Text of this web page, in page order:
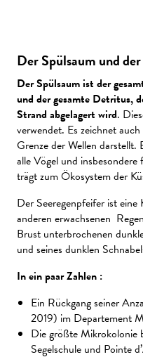
Der Spülsaum und
Der Spülsaum ist der
und der gesamte Detritus,
Strand abgelagert wird.
verwendet. Es zeichnet
Grenze der Wellen
alle Vögel und
trägt zum Ökosystem der
Der Seeregenpfeifer ist
anderen erwachsenen
Brust unterbrochenen
und seines dunklen
In ein paar Zahlen :
Ein Rückgang seiner
2019) im Departement
Die größte Mikrokolonie
Segelschule und Pointe